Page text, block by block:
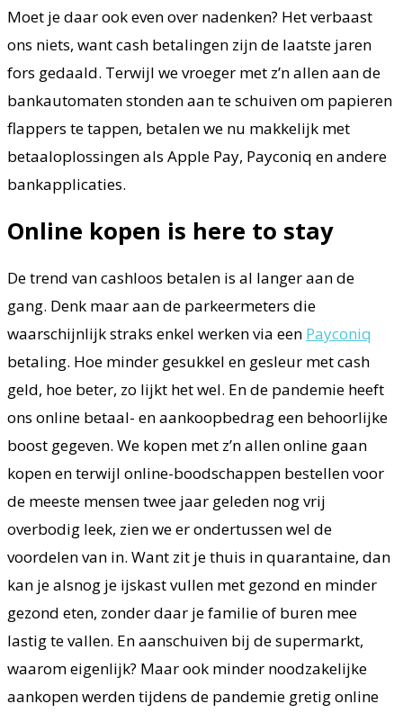
Moet je daar ook even over nadenken? Het verbaast
ons niets, want cash betalingen zijn de laatste jaren
fors gedaald. Terwijl we vroeger met z’n allen aan de
bankautomaten stonden aan te schuiven om papieren
flappers te tappen, betalen we nu makkelijk met
betaaloplossingen als Apple Pay, Payconiq en andere
bankapplicaties.
Online kopen is here to stay
De trend van cashloos betalen is al langer aan de
gang. Denk maar aan de parkeermeters die
waarschijnlijk straks enkel werken via een Payconiq
betaling. Hoe minder gesukkel en gesleur met cash
geld, hoe beter, zo lijkt het wel. En de pandemie heeft
ons online betaal- en aankoopbedrag een behoorlijke
boost gegeven. We kopen met z’n allen online gaan
kopen en terwijl online-boodschappen bestellen voor
de meeste mensen twee jaar geleden nog vrij
overbodig leek, zien we er ondertussen wel de
voordelen van in. Want zit je thuis in quarantaine, dan
kan je alsnog je ijskast vullen met gezond en minder
gezond eten, zonder daar je familie of buren mee
lastig te vallen. En aanschuiven bij de supermarkt,
waarom eigenlijk? Maar ook minder noodzakelijke
aankopen werden tijdens de pandemie gretig online